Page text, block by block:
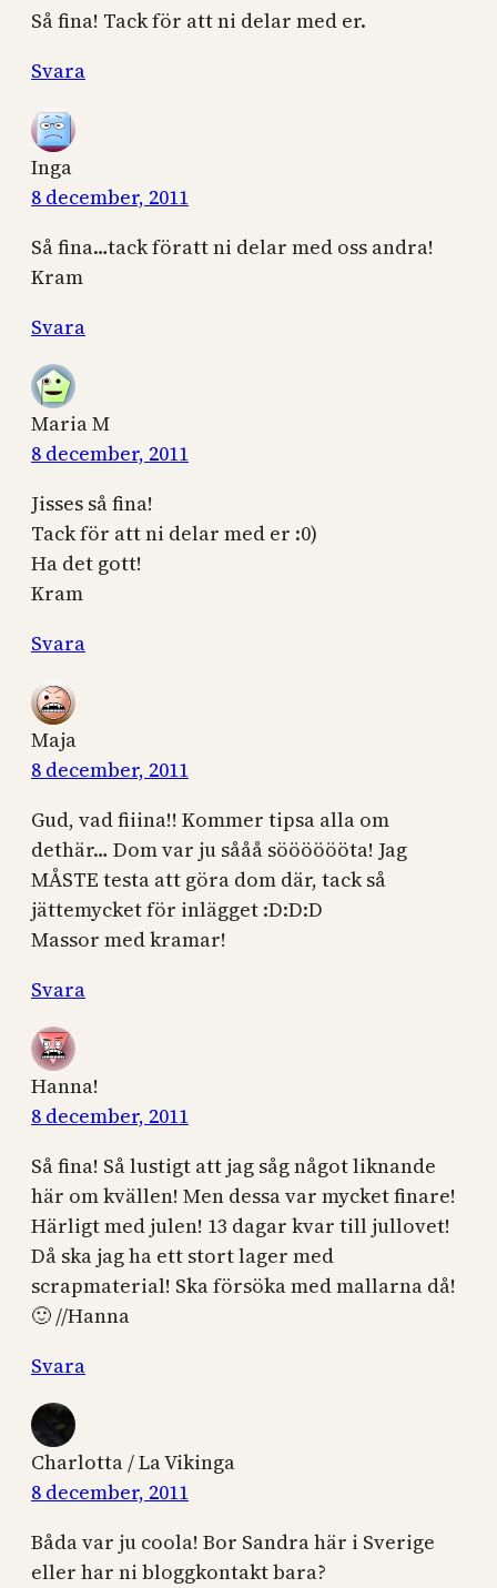
Så fina! Tack för att ni delar med er.
Svara
Inga
8 december, 2011
Så fina…tack föratt ni delar med oss andra!
Kram
Svara
Maria M
8 december, 2011
Jisses så fina!
Tack för att ni delar med er :0)
Ha det gott!
Kram
Svara
Maja
8 december, 2011
Gud, vad fiiina!! Kommer tipsa alla om
dethär… Dom var ju sååå sööööööta! Jag
MÅSTE testa att göra dom där, tack så
jättemycket för inlägget :D:D:D
Massor med kramar!
Svara
Hanna!
8 december, 2011
Så fina! Så lustigt att jag såg något liknande
här om kvällen! Men dessa var mycket finare!
Härligt med julen! 13 dagar kvar till jullovet!
Då ska jag ha ett stort lager med
scrapmaterial! Ska försöka med mallarna då!
🙂 //Hanna
Svara
Charlotta / La Vikinga
8 december, 2011
Båda var ju coola! Bor Sandra här i Sverige
eller har ni bloggkontakt bara?